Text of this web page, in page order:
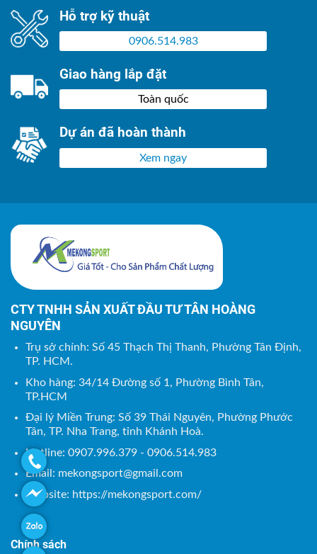
Hỗ trợ kỹ thuật
0906.514.983
Giao hàng lắp đặt
Toàn quốc
Dự án đã hoàn thành
Xem ngay
CTY TNHH SẢN XUẤT ĐẦU TƯ TÂN HOÀNG
NGUYÊN
Trụ sở chính: Số 45 Thạch Thị Thanh, Phường Tân Định,
TP. HCM.
Kho hàng: 34/14 Đường số 1, Phường Bình Tân,
TP.HCM
Đại lý Miền Trung: Số 39 Thái Nguyên, Phường Phước
Tân, TP. Nha Trang, tỉnh Khánh Hoà.
Hotline: 0907.996.379 - 0906.514.983
Email: mekongsport@gmail.com
Website: https://mekongsport.com/
Chính sách